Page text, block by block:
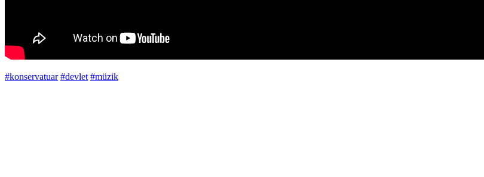
#konservatuar #devlet #müzik